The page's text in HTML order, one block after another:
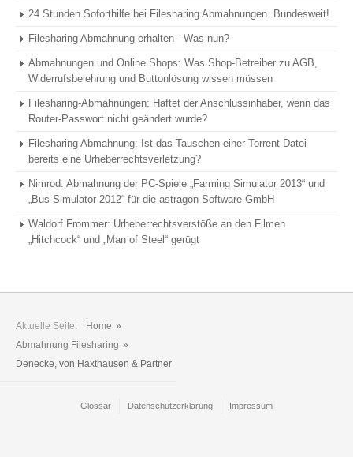
24 Stunden Soforthilfe bei Filesharing Abmahnungen. Bundesweit!
Filesharing Abmahnung erhalten - Was nun?
Abmahnungen und Online Shops: Was Shop-Betreiber zu AGB,
Widerrufsbelehrung und Buttonlösung wissen müssen
Filesharing-Abmahnungen: Haftet der Anschlussinhaber, wenn das
Router-Passwort nicht geändert wurde?
Filesharing Abmahnung: Ist das Tauschen einer Torrent-Datei
bereits eine Urheberrechtsverletzung?
Nimrod: Abmahnung der PC-Spiele „Farming Simulator 2013“ und
„Bus Simulator 2012“ für die astragon Software GmbH
Waldorf Frommer: Urheberrechtsverstöße an den Filmen
„Hitchcock“ und „Man of Steel“ gerügt
Aktuelle Seite: Home »
Abmahnung Filesharing »
Denecke, von Haxthausen & Partner
Glossar Datenschutzerklärung Impressum